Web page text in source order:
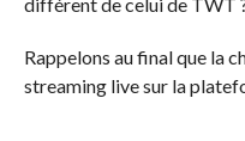
Rappelons au final que la
streaming live sur la